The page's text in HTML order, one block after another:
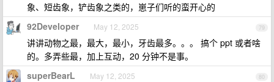
象、短齿象，铲齿象之类的，崽子们听的蛮开心的
79
92Developer May 12, 2025
讲讲动物之最，最大，最小，牙齿最多。。。 搞个 ppt 或者啥
的。多弄些最，加上互动，20 分钟不是事。
80
superBearL May 12, 2025